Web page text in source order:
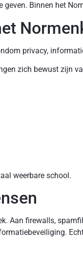
Binnen het
privacy,
zich bewust zijn
weerbare school.
Aan firewalls,